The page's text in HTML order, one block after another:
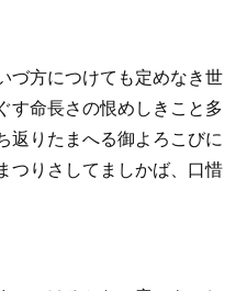
づ方につけても定めなき世
す命長さの恨めしきこと多
返りたまへる御よろこびに
つりさしてましかば、口惜